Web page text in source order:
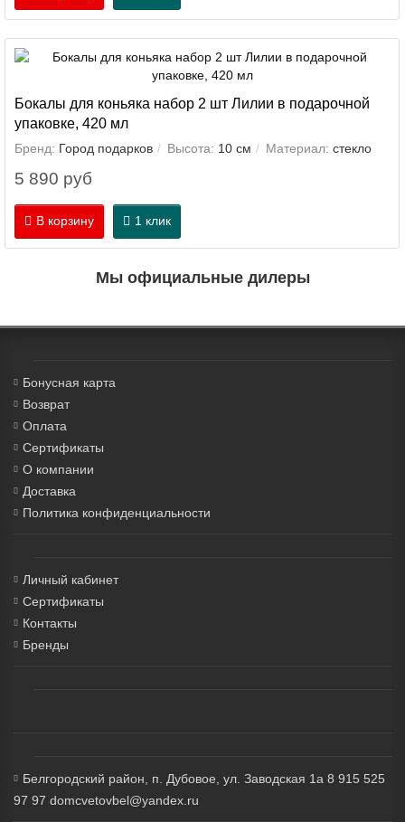
Бокалы для коньяка набор 2 шт Лилии в подарочной
упаковке, 420 мл
Бренд: Город подарков Высота: 10 см Материал: стекло
5 890 руб
В корзину 1 клик
Мы официальные дилеры
Бонусная карта
Возврат
Оплата
Сертификаты
О компании
Доставка
Политика конфиденциальности
Личный кабинет
Сертификаты
Контакты
Бренды
Белгородский район, п. Дубовое, ул. Заводская 1а 8 915 525
97 97 domcvetovbel@yandex.ru